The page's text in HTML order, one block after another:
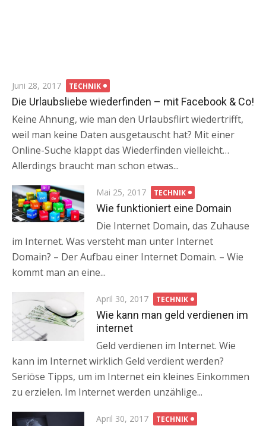
Posted
on
Juni 28, 2017 TECHNIK
Die Urlaubsliebe wiederfinden – mit Facebook & Co!
Keine Ahnung, wie man den Urlaubsflirt wiedertrifft,
weil man keine Daten ausgetauscht hat? Mit einer
Online-Suche klappt das Wiederfinden vielleicht…
Allerdings braucht man schon etwas...
Posted
on
Mai 25, 2017 TECHNIK
Wie funktioniert eine Domain
Die Internet Domain, das Zuhause
im Internet. Was versteht man unter Internet
Domain? – Der Aufbau einer Internet Domain. – Wie
kommt man an eine...
Posted
on
April 30, 2017 TECHNIK
Wie kann man geld verdienen im
internet
Geld verdienen im Internet. Wie
kann im Internet wirklich Geld verdient werden?
Seriöse Tipps, um im Internet ein kleines Einkommen
zu erzielen. Im Internet werden unzählige...
Posted
April 30, 2017 TECHNIK